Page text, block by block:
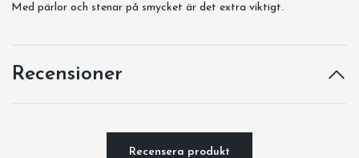
Med pärlor och stenar på smycket är det extra viktigt.
Recensioner
Recensera produkt